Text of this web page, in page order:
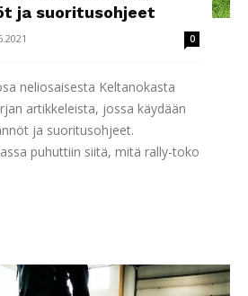
ja suoritusohjeet
0
neliosaisesta Keltanokasta
artikkeleista, jossa käydään
ja suoritusohjeet.
puhuttiin siitä, mitä rally-toko